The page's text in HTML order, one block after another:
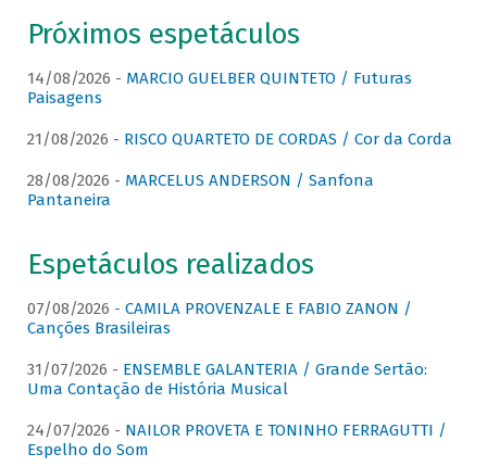
Próximos espetáculos
14/08/2026 - MARCIO GUELBER QUINTETO / Futuras
Paisagens
21/08/2026 - RISCO QUARTETO DE CORDAS / Cor da Corda
28/08/2026 - MARCELUS ANDERSON / Sanfona
Pantaneira
Espetáculos realizados
07/08/2026 - CAMILA PROVENZALE E FABIO ZANON /
Canções Brasileiras
31/07/2026 - ENSEMBLE GALANTERIA / Grande Sertão:
Uma Contação de História Musical
24/07/2026 - NAILOR PROVETA E TONINHO FERRAGUTTI /
Espelho do Som